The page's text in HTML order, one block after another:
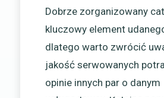
Dobrze zorganizowany
kluczowy element
dlatego warto zwrócić
jakość serwowanych
opinie innych par o danym